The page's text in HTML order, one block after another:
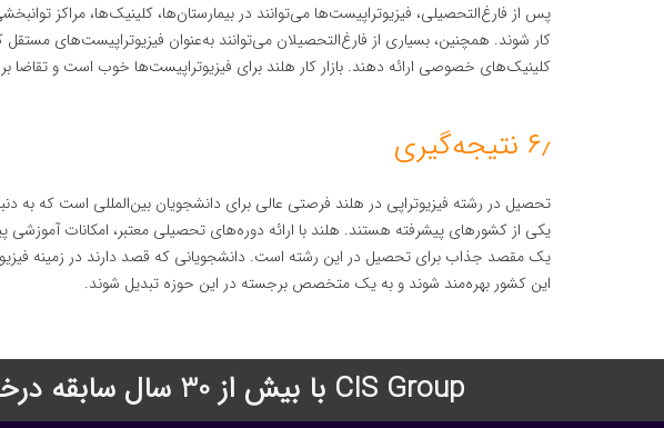
پس از فارغ‌التحصیلی، فیزیوتراپیست‌ها می‌توانند در بیمارستان‌ها، کلینیک‌ها، مراکز
کار شوند. همچنین، بسیاری از فارغ‌التحصیلان می‌توانند به‌عنوان فیزیوتراپیست‌های مستقل
کلینیک‌های خصوصی ارائه دهند. بازار کار هلند برای فیزیوتراپیست‌ها خوب است و
۶٫ نتیجه‌گیری
تحصیل در رشته فیزیوتراپی در هلند فرصتی عالی برای دانشجویان بین‌المللی است که
یکی از کشورهای پیشرفته هستند. هلند با ارائه دوره‌های تحصیلی معتبر، امکانات آموزشی
یک مقصد جذاب برای تحصیل در این رشته است. دانشجویانی که قصد دارند در زمینه
این کشور بهره‌مند شوند و به یک متخصص برجسته در این حوزه تبدیل شوند.
CIS Group با بیش از 30 سال سابقه درخشان در زمینه اعزام دانشجو به دانشگاههای معتبر جهان